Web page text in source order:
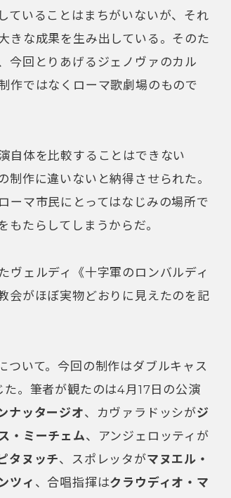
ていることはまちがいないが、それ
きな成果を生み出している。そのた
今回とりあげるジェノヴァのカル
作ではなくローマ歌劇場のもので
自体を比較することはできない
作に違いないと納得させられた。
ーマ市民にとってはなじみの場所で
たらしてしまうからだ。
ヴェルディ《十字軍のロンバルディ
会がほぼ実物どおりに見えたのを記
ついて。今回の制作はダブルキャス
。筆者が観たのは4月17日の公演
ナッタージオ、カヴァラドッシがジ
・ミーチェム、アンジェロッティが
タヌッチ、スポレッタがマヌエル・
ツィ 、合唱指揮はクラウディオ・マ